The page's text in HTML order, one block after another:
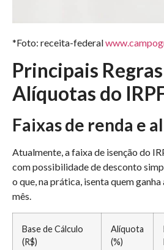
*Foto: receita-federal
Principais
Alíquotas do
Faixas de renda e
Atualmente, a faixa de isenção do
com possibilidade de desconto
o que, na prática, isenta quem
mês.
Base de Cálculo
(R$)
Alíquota
(%)